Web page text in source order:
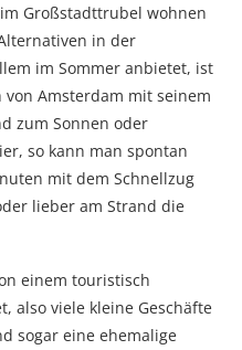
Großstadttrubel wohnen
in der
im Sommer anbietet, ist
Amsterdam mit seinem
zum Sonnen oder
so kann man spontan
mit dem Schnellzug
lieber am Strand die
einem touristisch
also viele kleine Geschäfte
sogar eine ehemalige